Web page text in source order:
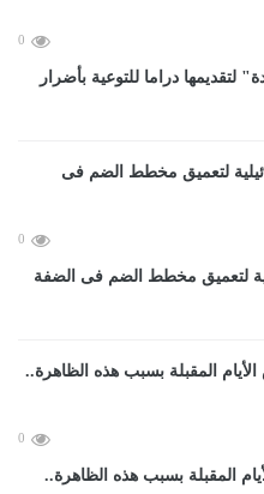
0
دراما للتوعية بأضرار
0
لتعميق مخطط الضم فى الضفة
0
المقبلة بسبب هذه الظاهرة..